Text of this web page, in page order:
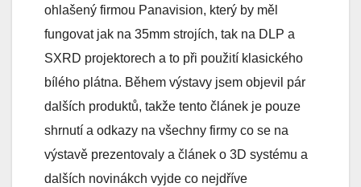
ohlašený firmou Panavision, který by měl
fungovat jak na 35mm strojích, tak na DLP a
SXRD projektorech a to při použití klasického
bílého plátna. Během výstavy jsem objevil pár
dalších produktů, takže tento článek je pouze
shrnutí a odkazy na všechny firmy co se na
výstavě prezentovaly a článek o 3D systému a
dalších novinákch vyjde co nejdříve